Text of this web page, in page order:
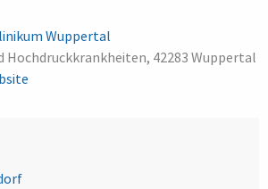
Wuppertal
Hochdruckkrankheiten, 42283 Wuppertal